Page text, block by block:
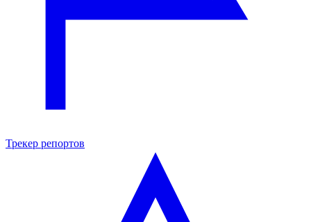
Трекер репортов